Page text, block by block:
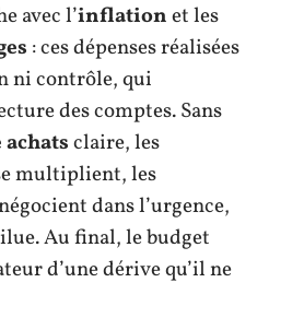
avec l’inflationet les
: ces dépenses réalisées
ni contrôle, qui
des comptes. Sans
claire, les
multiplient, les
dans l’urgence,
Au final, le budget
d’une dérive qu’il ne